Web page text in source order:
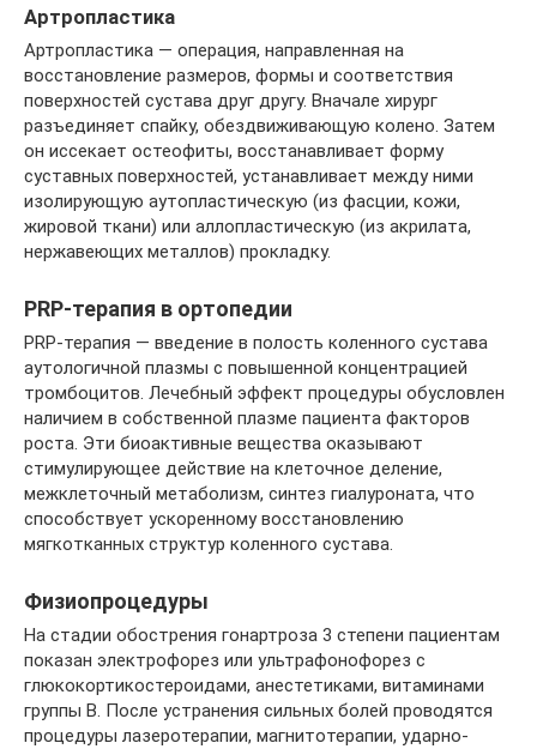
Артропластика
Артропластика — операция, направленная на
восстановление размеров, формы и соответствия
поверхностей сустава друг другу. Вначале хирург
разъединяет спайку, обездвиживающую колено. Затем
он иссекает остеофиты, восстанавливает форму
суставных поверхностей, устанавливает между ними
изолирующую аутопластическую (из фасции, кожи,
жировой ткани) или аллопластическую (из акрилата,
нержавеющих металлов) прокладку.
PRP-терапия в ортопедии
PRP-терапия — введение в полость коленного сустава
аутологичной плазмы с повышенной концентрацией
тромбоцитов. Лечебный эффект процедуры обусловлен
наличием в собственной плазме пациента факторов
роста. Эти биоактивные вещества оказывают
стимулирующее действие на клеточное деление,
межклеточный метаболизм, синтез гиалуроната, что
способствует ускоренному восстановлению
мягкотканных структур коленного сустава.
Физиопроцедуры
На стадии обострения гонартроза 3 степени пациентам
показан электрофорез или ультрафонофорез с
глюкокортикостероидами, анестетиками, витаминами
группы B. После устранения сильных болей проводятся
процедуры лазеротерапии, магнитотерапии, ударно-